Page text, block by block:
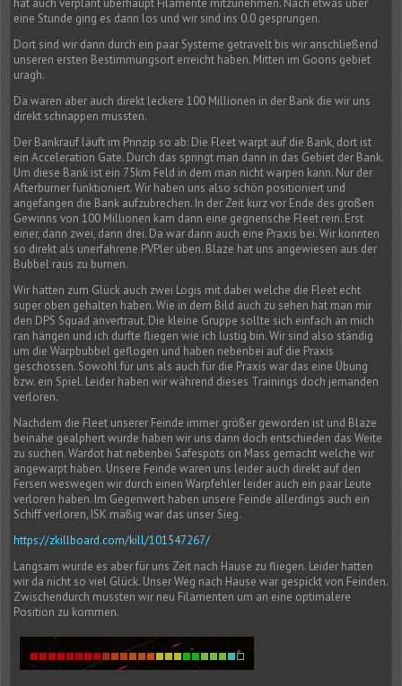
hat auch verplant überhaupt Filamente mitzunehmen. Nach etwas über
eine Stunde ging es dann los und wir sind ins 0.0 gesprungen.
Dort sind wir dann durch ein paar Systeme getravelt bis wir anschließend
unseren ersten Bestimmungsort erreicht haben. Mitten im Goons gebiet
uragh.
Da waren aber auch direkt leckere 100 Millionen in der Bank die wir uns
direkt schnappen mussten.
Der Bankrauf läuft im Prinzip so ab: Die Fleet warpt auf die Bank, dort ist
ein Acceleration Gate. Durch das springt man dann in das Gebiet der Bank.
Um diese Bank ist ein 75km Feld in dem man nicht warpen kann. Nur der
Afterburner funktioniert. Wir haben uns also schön positioniert und
angefangen die Bank aufzubrechen. In der Zeit kurz vor Ende des großen
Gewinns von 100 Millionen kam dann eine gegnerische Fleet rein. Erst
einer, dann zwei, dann drei. Da war dann auch eine Praxis bei. Wir konnten
so direkt als unerfahrene PVPler üben. Blaze hat uns angewiesen aus der
Bubbel raus zu burnen.
Wir hatten zum Glück auch zwei Logis mit dabei welche die Fleet echt
super oben gehalten haben. Wie in dem Bild auch zu sehen hat man mir
den DPS Squad anvertraut. Die kleine Gruppe sollte sich einfach an mich
ran hängen und ich durfte fliegen wie ich lustig bin. Wir sind also ständig
um die Warpbubbel geflogen und haben nebenbei auf die Praxis
geschossen. Sowohl für uns als auch für die Praxis war das eine Übung
bzw. ein Spiel. Leider haben wir während dieses Trainings doch jemanden
verloren.
Nachdem die Fleet unserer Feinde immer größer geworden ist und Blaze
beinahe gealphert wurde haben wir uns dann doch entschieden das Weite
zu suchen. Wardot hat nebenbei Safespots on Mass gemacht welche wir
angewarpt haben. Unsere Feinde waren uns leider auch direkt auf den
Fersen weswegen wir durch einen Warpfehler leider auch ein paar Leute
verloren haben. Im Gegenwert haben unsere Feinde allerdings auch ein
Schiff verloren, ISK mäßig war das unser Sieg.
https://zkillboard.com/kill/101547267/
Langsam wurde es aber für uns Zeit nach Hause zu fliegen. Leider hatten
wir da nicht so viel Glück. Unser Weg nach Hause war gespickt von Feinden.
Zwischendurch mussten wir neu Filamenten um an eine optimalere
Position zu kommen.